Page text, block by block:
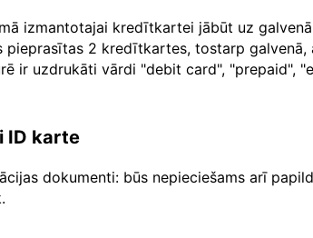
izmantotajai kredītkartei jābūt uz
2 kredītkartes, tostarp
ir uzdrukāti vārdi "debit card", "prepaid",
ID karte
dokumenti: būs nepieciešams arī